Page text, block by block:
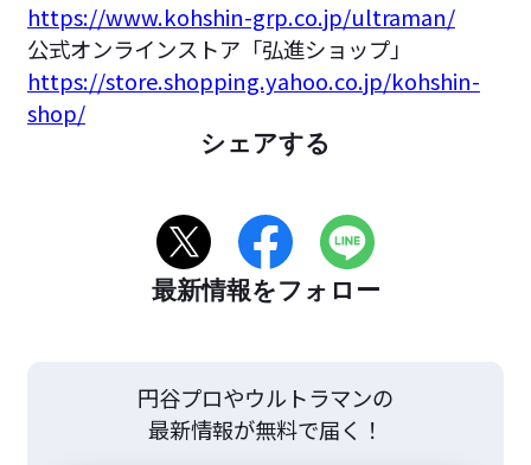
https://www.kohshin-grp.co.jp/ultraman/
公式オンラインストア「弘進ショップ」
https://store.shopping.yahoo.co.jp/kohshin-
shop/
シェアする
最新情報をフォロー
円谷プロやウルトラマンの
最新情報が無料で届く！